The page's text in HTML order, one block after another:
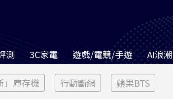
測 3C家電 遊戲/電競/手遊 AI浪潮
」庫存機 行動斷網 蘋果BTS